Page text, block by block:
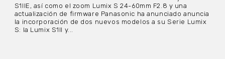
S1IIE, así como el zoom Lumix S 24-60mm F2.8 y una
actualización de firmware Panasonic ha anunciado anuncia
la incorporación de dos nuevos modelos a su Serie Lumix
S: la Lumix S1II y...